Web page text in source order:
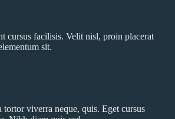
cursus facilisis. Velit nisl, proin placerat
sit.
tortor viverra neque, quis. Eget cursus